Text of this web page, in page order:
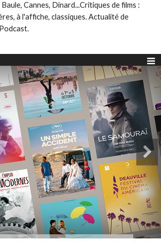
Cannes, Dinard...Critiques de films :
à l'affiche, classiques. Actualité de